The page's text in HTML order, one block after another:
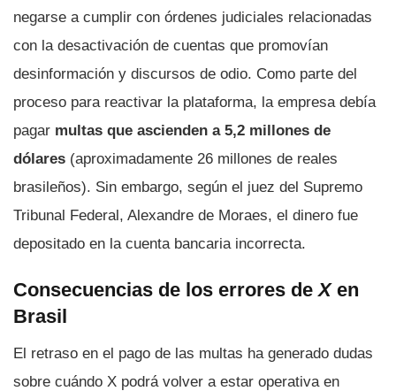
negarse a cumplir con órdenes judiciales relacionadas
con la desactivación de cuentas que promovían
desinformación y discursos de odio. Como parte del
proceso para reactivar la plataforma, la empresa debía
pagar multas que ascienden a 5,2 millones de
dólares (aproximadamente 26 millones de reales
brasileños). Sin embargo, según el juez del Supremo
Tribunal Federal, Alexandre de Moraes, el dinero fue
depositado en la cuenta bancaria incorrecta.
Consecuencias de los errores deXen
Brasil
El retraso en el pago de las multas ha generado dudas
sobre cuándo X podrá volver a estar operativa en